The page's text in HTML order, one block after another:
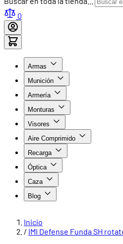
0
Armas
Munición
Armería
Monturas
Visores
Aire Comprimido
Recarga
Óptica
Caza
Blog
Inicio
/ IMI Defense Funda SH